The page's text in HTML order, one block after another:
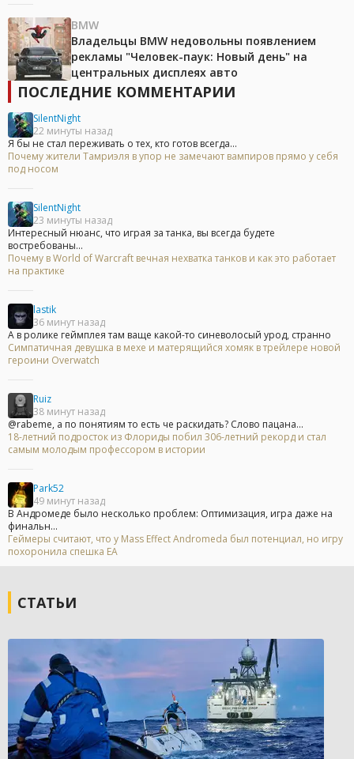
BMW
Владельцы BMW недовольны появлением
рекламы "Человек-паук: Новый день" на
центральных дисплеях авто
ПОСЛЕДНИЕ КОММЕНТАРИИ
SilentNight
22 минуты назад
Я бы не стал переживать о тех, кто готов всегда...
Почему жители Тамриэля в упор не замечают вампиров прямо у себя
под носом
SilentNight
23 минуты назад
Интересный нюанс, что играя за танка, вы всегда будете
востребованы...
Почему в World of Warcraft вечная нехватка танков и как это работает
на практике
lastik
36 минут назад
А в ролике геймплея там ваще какой-то синеволосый урод, странно
Симпатичная девушка в мехе и матерящийся хомяк в трейлере новой
героини Overwatch
Ruiz
38 минут назад
@rabeme, а по понятиям то есть че раскидать? Слово пацана...
18-летний подросток из Флориды побил 306-летний рекорд и стал
самым молодым профессором в истории
Park52
49 минут назад
В Андромеде было несколько проблем: Оптимизация, игра даже на
финальн...
Геймеры считают, что у Mass Effect Andromeda был потенциал, но игру
похоронила спешка EA
СТАТЬИ